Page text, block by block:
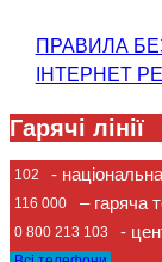
ПРАВИЛА
ІНТЕРНЕТ
Гарячі лінії
102 -
116 000 – гаряча
0 800 213 103 -